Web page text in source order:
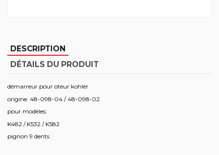
DESCRIPTION
DÉTAILS DU PRODUIT
démarreur pour oteur kohler
origine: 48-098-04 / 48-098-02
pour modèles:
K482 / K532 / K582
pignon 9 dents